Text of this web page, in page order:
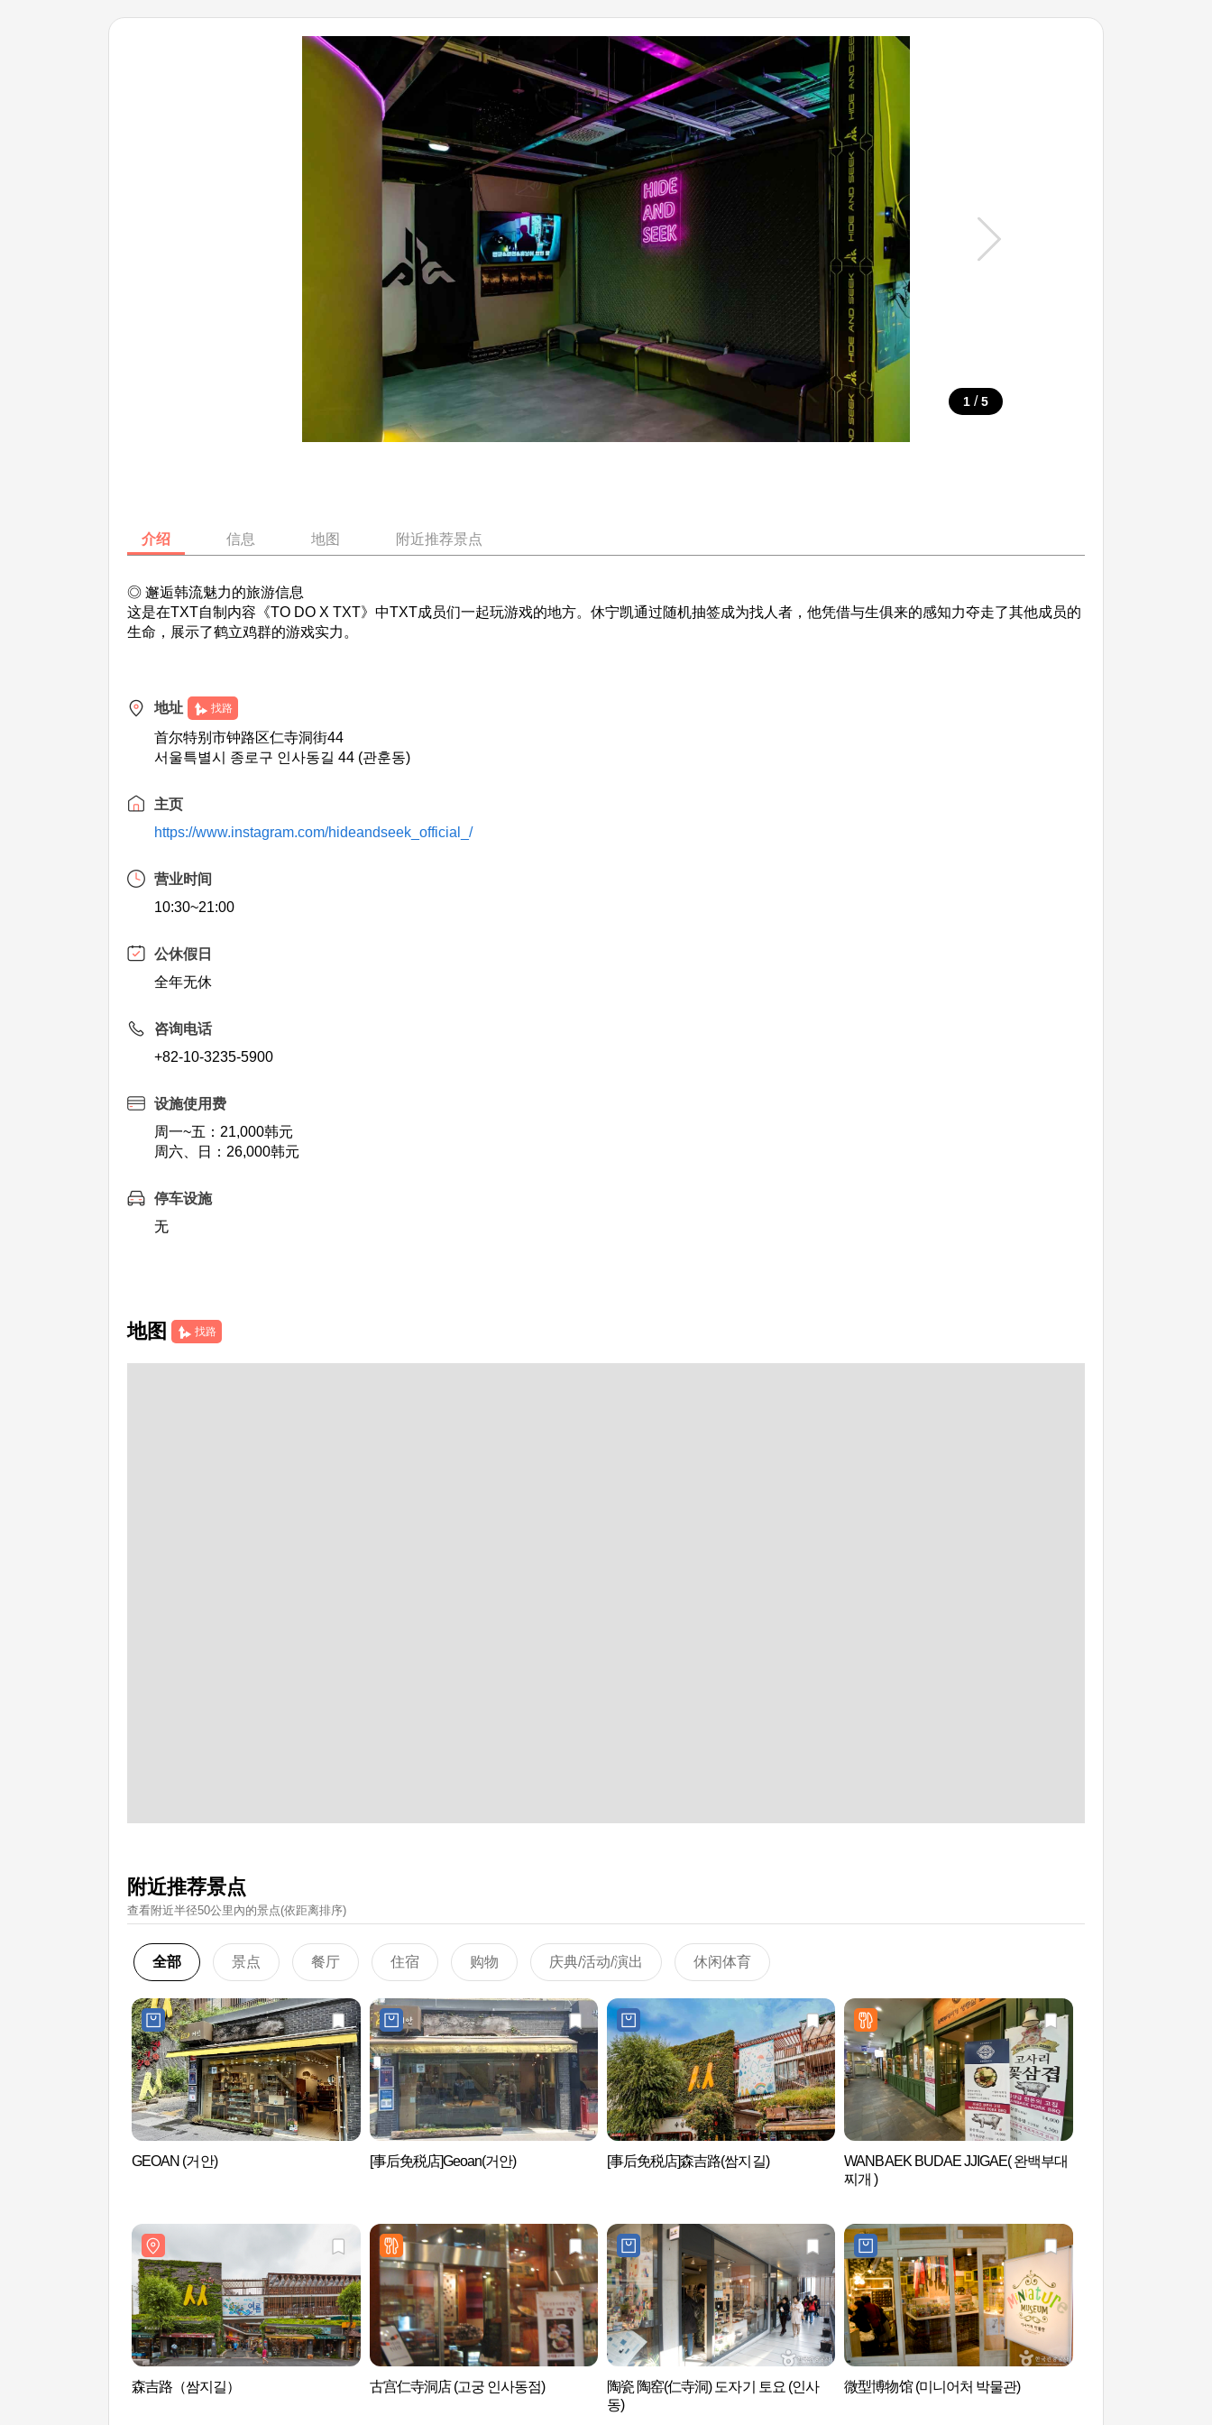
1 / 5
介绍 信息 地图 附近推荐景点
◎ 邂逅韩流魅力的旅游信息
这是在TXT自制内容《TO DO X TXT》中TXT成员们一起玩游戏的地方。休宁凯通过随机抽签成为找人者，他凭借与生俱来的感知力夺走了其他成员的
生命，展示了鹤立鸡群的游戏实力。
地址 找路
首尔特别市钟路区仁寺洞街44
서울특별시 종로구 인사동길 44 (관훈동)
主页
https://www.instagram.com/hideandseek_official_/
营业时间
10:30~21:00
公休假日
全年无休
咨询电话
+82-10-3235-5900
设施使用费
周一~五：21,000韩元
周六、日：26,000韩元
停车设施
无
地图 找路
附近推荐景点
查看附近半径50公里內的景点(依距离排序)
全部 景点 餐厅 住宿 购物 庆典/活动/演出 休闲体育
GEOAN (거안) [事后免税店]Geoan(거안) [事后免税店]森吉路(쌈지길)
WANBAEK BUDAE JJIGAE( 완백부대
찌개 )
森吉路（쌈지길） 古宫仁寺洞店 (고궁 인사동점)
陶瓷 陶窑(仁寺洞) 도자기 토요 (인사
동)
微型博物馆 (미니어처 박물관)